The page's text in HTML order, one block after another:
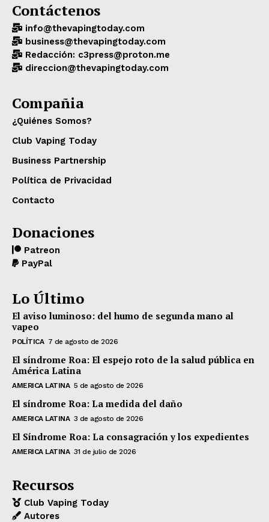
Contáctenos
info@thevapingtoday.com
business@thevapingtoday.com
Redacción: c3press@proton.me
direccion@thevapingtoday.com
Compañia
¿Quiénes Somos?
Club Vaping Today
Business Partnership
Política de Privacidad
Contacto
Donaciones
Patreon
PayPal
Lo Último
El aviso luminoso: del humo de segunda mano al
vapeo
POLÍTICA 7 de agosto de 2026
El síndrome Roa: El espejo roto de la salud pública en
América Latina
AMERICA LATINA 5 de agosto de 2026
El síndrome Roa: La medida del daño
AMERICA LATINA 3 de agosto de 2026
El Síndrome Roa: La consagración y los expedientes
AMERICA LATINA 31 de julio de 2026
Recursos
Club Vaping Today
Autores